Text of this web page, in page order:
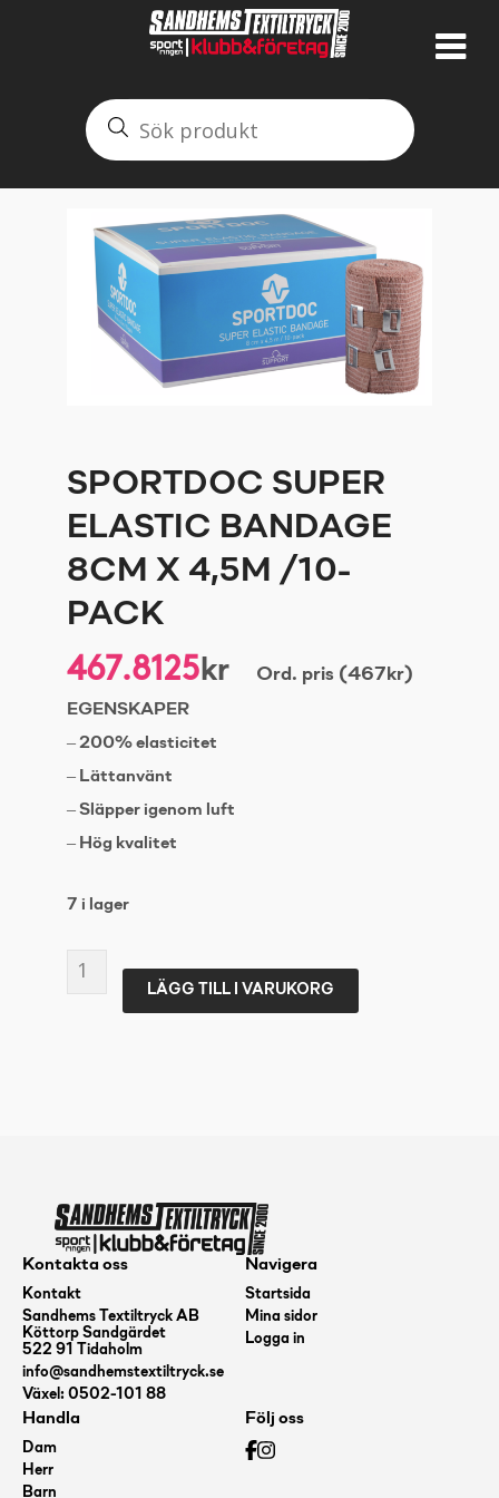
SPORTDOC SUPER
ELASTIC BANDAGE
8CM X 4,5M /10-
PACK
467.8125kr Ord. pris (467kr)
EGENSKAPER
– 200% elasticitet
– Lättanvänt
– Släpper igenom luft
– Hög kvalitet
7 i lager
SPORTDOC
/10-
pack
mängd
LÄGG TILL I VARUKORG
Kontakta oss
Kontakt
Sandhems Textiltryck AB
Köttorp Sandgärdet
522 91 Tidaholm
info@sandhemstextiltryck.se
Växel: 0502-101 88
Navigera
Startsida
Mina sidor
Logga in
Handla
Dam
Herr
Barn
Följ oss